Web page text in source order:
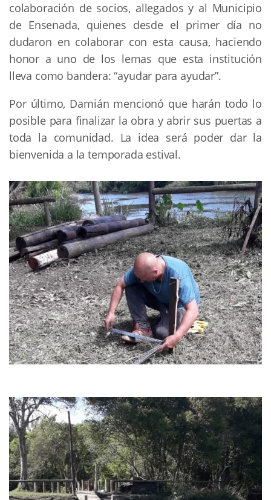
colaboración de socios, allegados y al Municipio
de Ensenada, quienes desde el primer día no
dudaron en colaborar con esta causa, haciendo
honor a uno de los lemas que esta institución
lleva como bandera: “ayudar para ayudar”.
Por último, Damián mencionó que harán todo lo
posible para finalizar la obra y abrir sus puertas a
toda la comunidad. La idea será poder dar la
bienvenida a la temporada estival.